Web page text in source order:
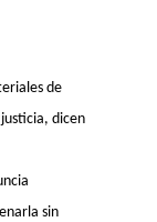
de
dicen
sin